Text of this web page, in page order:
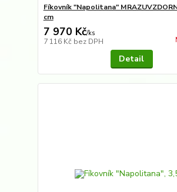
Fíkovník "Napolitana"
cm
7 970 Kč/ks
7 116 Kč bez DPH
Detail